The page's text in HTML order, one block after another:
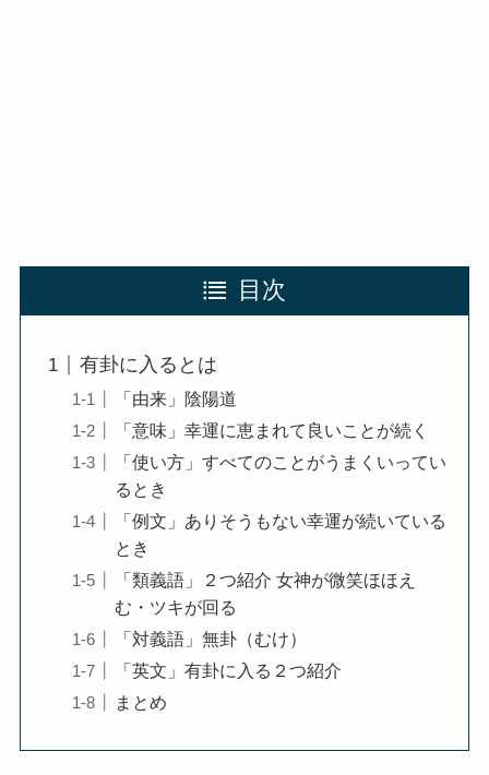
目次
有卦に入るとは
「由来」陰陽道
「意味」幸運に恵まれて良いことが続く
「使い方」すべてのことがうまくいってい
るとき
「例文」ありそうもない幸運が続いている
とき
「類義語」２つ紹介 女神が微笑ほほえ
む・ツキが回る
「対義語」無卦（むけ）
「英文」有卦に入る２つ紹介
まとめ